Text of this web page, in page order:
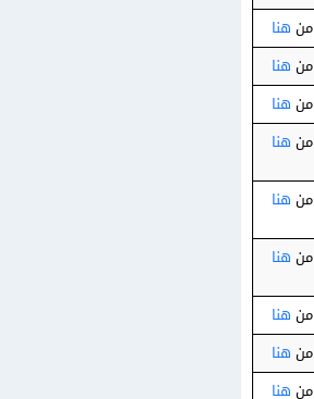
من هنا
من هنا
من هنا
من هنا
من هنا
من هنا
من هنا
من هنا
من هنا